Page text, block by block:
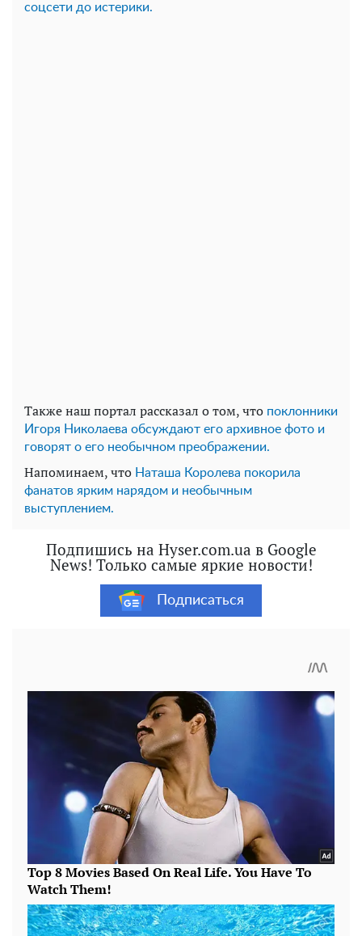
соцсети до истерики.
Также наш портал рассказал о том, что поклонники
Игоря Николаева обсуждают его архивное фото и
говорят о его необычном преображении.
Напоминаем, что Наташа Королева покорила
фанатов ярким нарядом и необычным
выступлением.
Подпишись на Hyser.com.ua в Google
News! Только самые яркие новости!
Подписаться